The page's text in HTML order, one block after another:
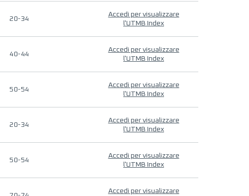
20-34
Accedi per visualizzare
l'UTMB Index
40-44
Accedi per visualizzare
l'UTMB Index
50-54
Accedi per visualizzare
l'UTMB Index
20-34
Accedi per visualizzare
l'UTMB Index
50-54
Accedi per visualizzare
l'UTMB Index
Accedi per visualizzare